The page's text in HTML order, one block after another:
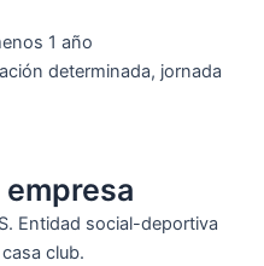
1 año
determinada, jornada
Entidad social-deportiva
club.